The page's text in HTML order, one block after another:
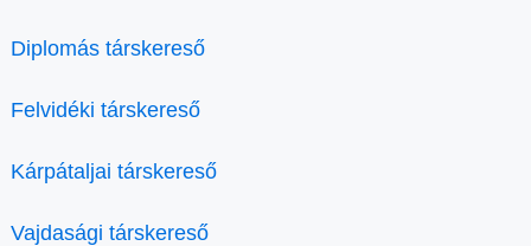
Diplomás társkereső
Felvidéki társkereső
Kárpátaljai társkereső
Vajdasági társkereső